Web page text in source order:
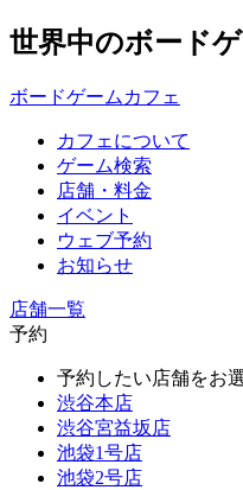
世界中のボード
ボードゲームカフェ
カフェについて
ゲーム検索
店舗・料金
イベント
ウェブ予約
お知らせ
店舗一覧
予約
予約したい店舗をお
渋谷本店
渋谷宮益坂店
池袋1号店
池袋2号店